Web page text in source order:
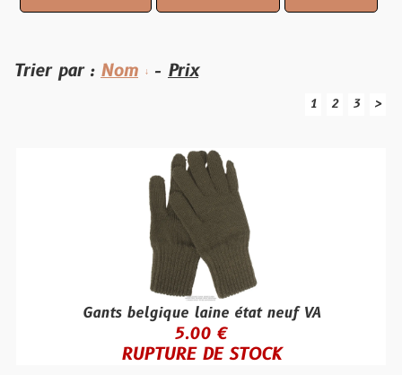
Trier par : Nom - Prix
1 2 3 >
Gants belgique laine état neuf VA
5.00 €
RUPTURE DE STOCK